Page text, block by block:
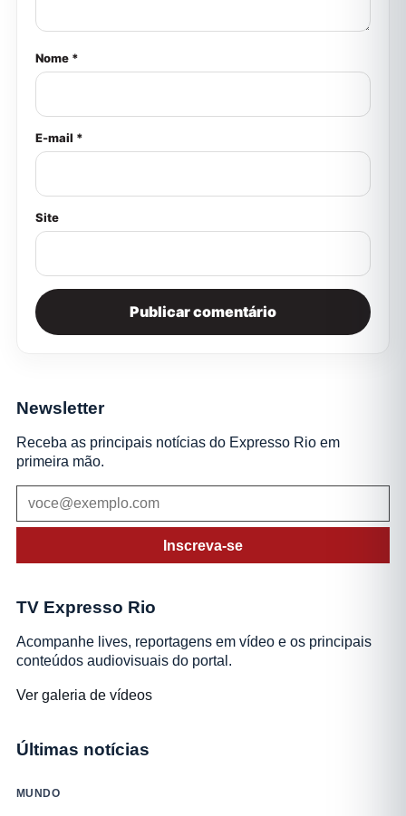
Nome *
E-mail *
Site
Newsletter
Receba as principais notícias do Expresso Rio em
primeira mão.
Inscreva-se
TV Expresso Rio
Acompanhe lives, reportagens em vídeo e os principais
conteúdos audiovisuais do portal.
Ver galeria de vídeos
Últimas notícias
MUNDO